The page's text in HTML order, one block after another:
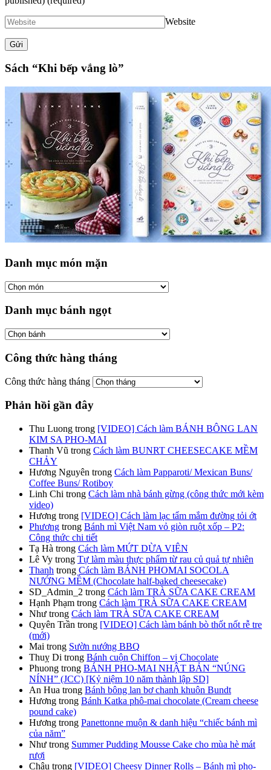
Website
Sách “Khi bếp vắng lò”
Danh mục món mặn
Danh mục bánh ngọt
Công thức hàng tháng
Công thức hàng tháng
Phản hồi gần đây
Thu Luong trong [VIDEO] Cách làm BÁNH BÔNG LAN
KIM SA PHO-MAI
Thanh Vũ trong Cách làm BUNRT CHEESECAKE MỀM
CHẢY
Hương Nguyên trong Cách làm Papparoti/ Mexican Buns/
Coffee Buns/ Rotiboy
Linh Chi trong Cách làm nhà bánh gừng (công thức mới kèm
video)
Hương trong [VIDEO] Cách làm lạc tẩm mắm đường tỏi ớt
Phương trong Bánh mì Việt Nam vỏ giòn ruột xốp – P2:
Công thức chi tiết
Tạ Hà trong Cách làm MỨT DỪA VIÊN
Lê Vy trong Tự làm màu thực phẩm từ rau củ quả tự nhiên
Thanh trong Cách làm BÁNH PHOMAI SOCOLA
NƯỚNG MỀM (Chocolate half-baked cheesecake)
SD_Admin_2 trong Cách làm TRÀ SỮA CAKE CREAM
Hạnh Phạm trong Cách làm TRÀ SỮA CAKE CREAM
Như trong Cách làm TRÀ SỮA CAKE CREAM
Quyên Trần trong [VIDEO] Cách làm bánh bò thốt nốt rễ tre
(mới)
Mai trong Sườn nướng BBQ
Thuỵ Di trong Bánh cuộn Chiffon – vị Chocolate
Phuong trong BÁNH PHO-MAI NHẬT BẢN “NÚNG
NÍNH” (JCC) [Kỷ niệm 10 năm thành lập SD]
An Hua trong Bánh bông lan bơ chanh khuôn Bundt
Hương trong Bánh Katka phô-mai chocolate (Cream cheese
pound cake)
Hương trong Panettonne muộn & danh hiệu “chiếc bánh mì
của năm”
Như trong Summer Pudding Mousse Cake cho mùa hè mát
rượi
Châu trong [VIDEO] Cheesy Dinner Rolls – Bánh mì pho-